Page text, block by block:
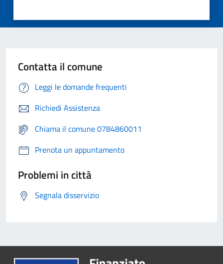
Contatta il comune
Leggi le domande frequenti
Richiedi Assistenza
Chiama il comune 0784860011
Prenota un appuntamento
Problemi in città
Segnala disservizio